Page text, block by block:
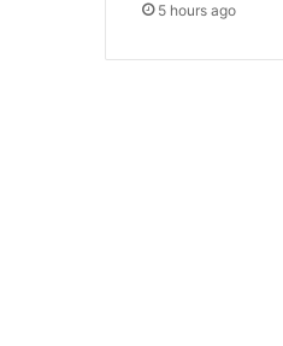
5 hours ago